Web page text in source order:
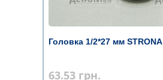
Головка 1/2*27 мм STRONA
63.53 грн.